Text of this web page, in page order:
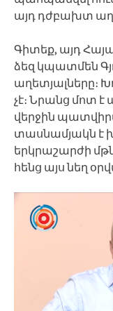
այդ դժբախտ
Գիտեք, այդ
ձեզ կպատմեն
աղետյալները։
չէ։ Նրանց մոտ
վերջին
տասնամյակն է
երկրաշարժի
հենց այս նեղ